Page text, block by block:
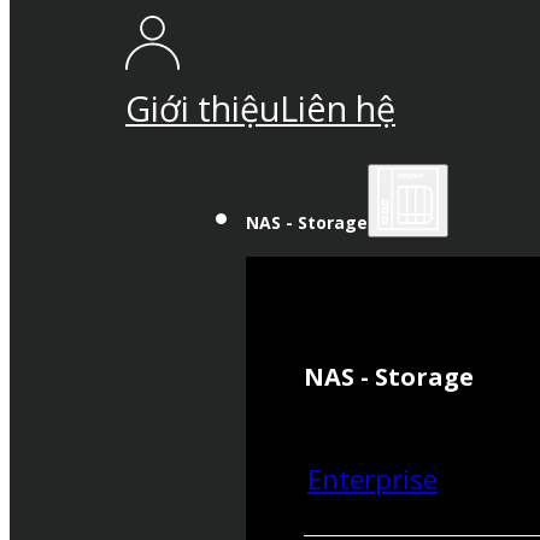
Giới thiệuLiên hệ
NAS - Storage
NAS - Storage
Enterprise